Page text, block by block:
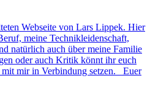
Webseite von Lars Lippek. Hier
meine Technikleidenschaft,
natürlich auch über meine Familie
oder auch Kritik könnt ihr euch
mir in Verbindung setzen. Euer